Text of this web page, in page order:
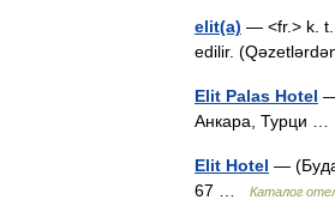
elit(a) — <fr.> k. t.
edilir.
Elit Palas Hotel
Анкара, Турци …
Elit Hotel —
67 …
Каталог